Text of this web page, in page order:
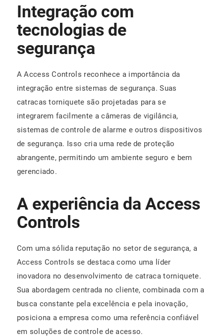
Integração com
tecnologias de
segurança
A Access Controls reconhece a importância da
integração entre sistemas de segurança. Suas
catracas torniquete são projetadas para se
integrarem facilmente a câmeras de vigilância,
sistemas de controle de alarme e outros dispositivos
de segurança. Isso cria uma rede de proteção
abrangente, permitindo um ambiente seguro e bem
gerenciado.
A experiência da Access
Controls
Com uma sólida reputação no setor de segurança, a
Access Controls se destaca como uma líder
inovadora no desenvolvimento de catraca torniquete.
Sua abordagem centrada no cliente, combinada com a
busca constante pela excelência e pela inovação,
posiciona a empresa como uma referência confiável
em soluções de controle de acesso.